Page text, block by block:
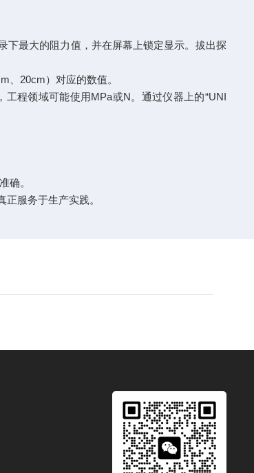
最大的阻力值，并在屏幕上锁定显示。拔出探
20cm）对应的数值。
程领域可能使用MPa或N。通过仪器上的“UNI
确。
服务于生产实践。